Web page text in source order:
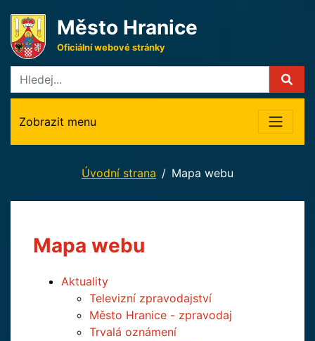
Město Hranice
Oficiální webové stránky
Zobrazit menu
Úvodní strana Mapa webu
Mapa webu
Aktuality
Televizní zpravodajství
Město Hranice - zpravodaj
Trvalá oznámení